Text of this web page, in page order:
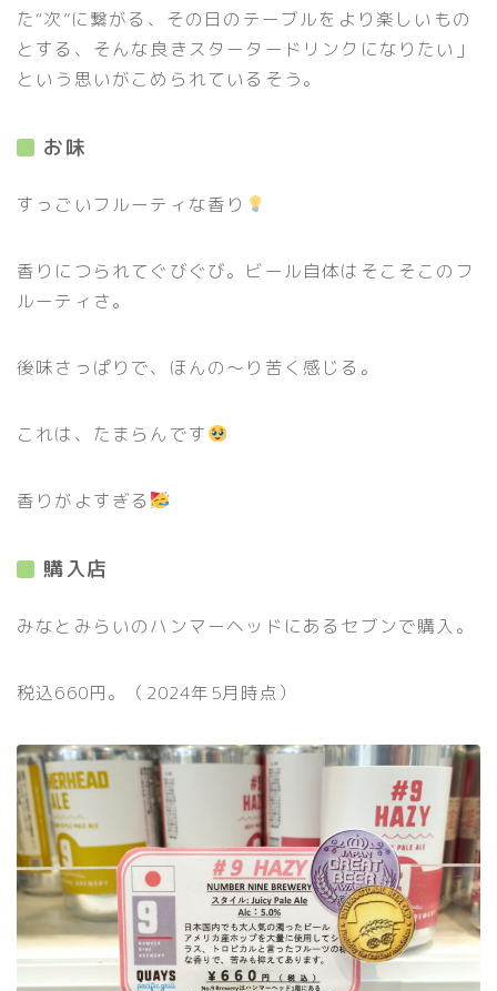
た“次”に繋がる、その日のテーブルをより楽しいもの
とする、そんな良きスタータードリンクになりたい」
という思いがこめられているそう。
お味
すっごいフルーティな香り
香りにつられてぐびぐび。ビール自体はそこそこのフ
ルーティさ。
後味さっぱりで、ほんの〜り苦く感じる。
これは、たまらんです
香りがよすぎる
購入店
みなとみらいのハンマーヘッドにあるセブンで購入。
税込660円。（2024年5月時点）